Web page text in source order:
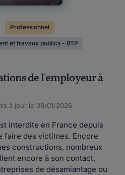
Professionnel
et travaux publics - BTP
de l'employeur à
à jour le 08/01/2026
interdite en France depuis
faire des victimes. Encore
constructions, nombreux
encore à son contact,
de désamiantage ou